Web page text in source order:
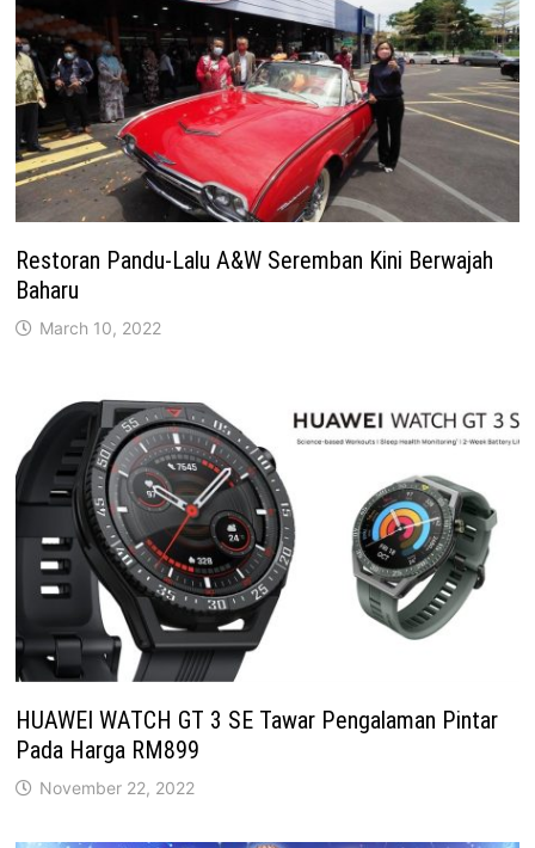
Restoran Pandu-Lalu A&W Seremban Kini Berwajah
Baharu
March 10, 2022
HUAWEI WATCH GT 3 SE Tawar Pengalaman Pintar
Pada Harga RM899
November 22, 2022